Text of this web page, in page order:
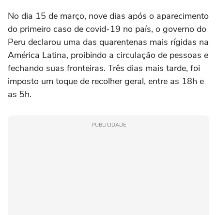
No dia 15 de março, nove dias após o aparecimento
do primeiro caso de covid-19 no país, o governo do
Peru declarou uma das quarentenas mais rígidas na
América Latina, proibindo a circulação de pessoas e
fechando suas fronteiras. Três dias mais tarde, foi
imposto um toque de recolher geral, entre as 18h e
as 5h.
PUBLICIDADE